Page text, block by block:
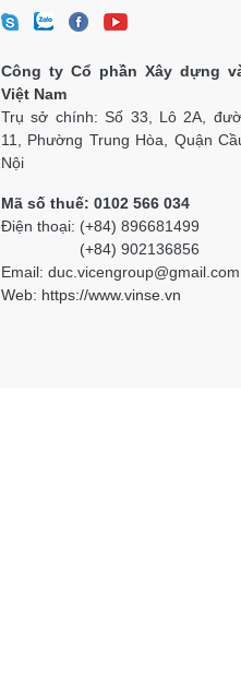
Công ty Cổ phần Xây dựng
Việt Nam
Trụ sở chính: Số 33, Lô 2A,
11, Phường Trung Hòa, Quận
Nội
Mã số thuế: 0102 566 034
Điện thoại: (+84) 896681499
(+84) 902136856
Email: duc.vicengroup@gmail.com
Web: https://www.vinse.vn